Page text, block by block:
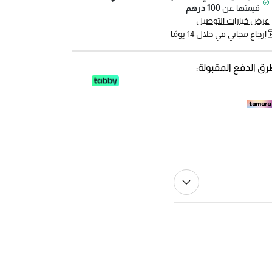
قيمتها عن100 درهم
عرض خيارات التوصيل
إرجاع مجاني في خلال 14 يومًا
الدفع المقبولة: